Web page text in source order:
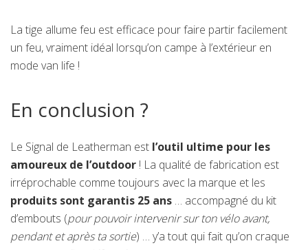
La tige allume feu est efficace pour faire partir facilement
un feu, vraiment idéal lorsqu’on campe à l’extérieur en
mode van life !
En conclusion ?
Le Signal de Leatherman est l’outil ultime pour les
amoureux de l’outdoor ! La qualité de fabrication est
irréprochable comme toujours avec la marque et les
produits sont garantis 25 ans … accompagné du kit
d’embouts (pour pouvoir intervenir sur ton vélo avant,
pendant et après ta sortie) … y’a tout qui fait qu’on craque